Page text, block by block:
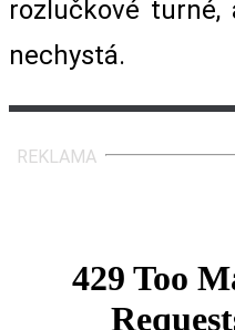
rozlučkové
nechystá.
REKLAMA